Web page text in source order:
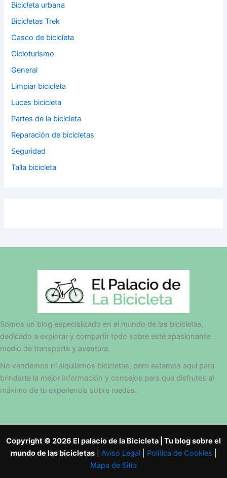
Bicicleta urbana
Bicicletas Trek
Casco de bicicleta
Cicloturismo
General
Limpiar bicicleta
Luces bicicleta
Partes de la bicicleta
Reparación de bicicletas
Seguridad
Talla bicicleta
Somos un blog especializado en el mundo de las bicicletas,
dedicado a explorar y compartir todo sobre este apasionante
medio de transporte y aventura.
No vendemos ni alquilamos bicicletas, pero estamos aquí para
brindarte la mejor información y consejos para que disfrutes al
máximo de tu experiencia sobre ruedas.
Copyright © 2026 El palacio de la Bicicleta | Tu blog sobre el
mundo de las bicicletas| Aviso Legal| Política de Cookies
Mapa de Sitio